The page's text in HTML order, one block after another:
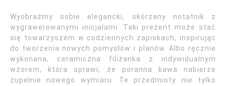
Wyobraźmy sobie elegancki, skórzany notatnik z
wygrawerowanymi inicjałami. Taki prezent może stać
się towarzyszem w codziennych zapiskach, inspirując
do tworzenia nowych pomysłów i planów. Albo ręcznie
wykonana, ceramiczna filiżanka z indywidualnym
wzorem, która sprawi, że poranna kawa nabierze
zupełnie nowego wymiaru. Te przedmioty nie tylko